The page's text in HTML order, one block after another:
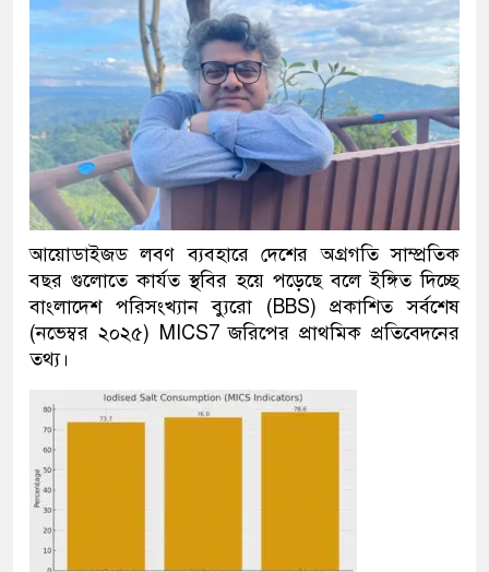
আয়োডাইজড লবণ ব্যবহারে দেশের অগ্রগতি সাম্প্রতিক
বছর গুলোতে কার্যত স্থবির হয়ে পড়েছে বলে ইঙ্গিত দিচ্ছে
বাংলাদেশ পরিসংখ্যান ব্যুরো (BBS) প্রকাশিত সর্বশেষ
(নভেম্বর ২০২৫) MICS7 জরিপের প্রাথমিক প্রতিবেদনের
তথ্য।